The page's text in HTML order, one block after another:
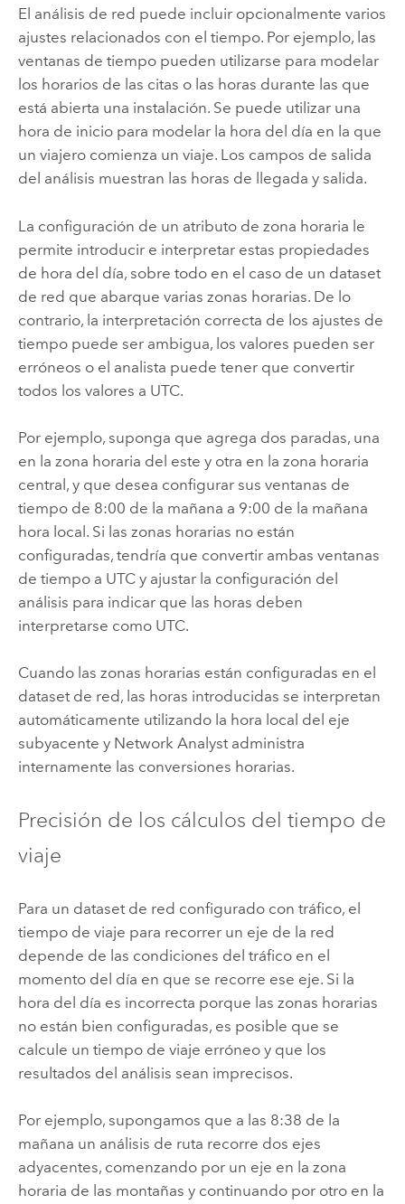
El análisis de red puede incluir opcionalmente varios
ajustes relacionados con el tiempo. Por ejemplo, las
ventanas de tiempo pueden utilizarse para modelar
los horarios de las citas o las horas durante las que
está abierta una instalación. Se puede utilizar una
hora de inicio para modelar la hora del día en la que
un viajero comienza un viaje. Los campos de salida
del análisis muestran las horas de llegada y salida.
La configuración de un atributo de zona horaria le
permite introducir e interpretar estas propiedades
de hora del día, sobre todo en el caso de un dataset
de red que abarque varias zonas horarias. De lo
contrario, la interpretación correcta de los ajustes de
tiempo puede ser ambigua, los valores pueden ser
erróneos o el analista puede tener que convertir
todos los valores a UTC.
Por ejemplo, suponga que agrega dos paradas, una
en la zona horaria del este y otra en la zona horaria
central, y que desea configurar sus ventanas de
tiempo de 8:00 de la mañana a 9:00 de la mañana
hora local. Si las zonas horarias no están
configuradas, tendría que convertir ambas ventanas
de tiempo a UTC y ajustar la configuración del
análisis para indicar que las horas deben
interpretarse como UTC.
Cuando las zonas horarias están configuradas en el
dataset de red, las horas introducidas se interpretan
automáticamente utilizando la hora local del eje
subyacente y Network Analystadministra
internamente las conversiones horarias.
Precisión de los cálculos del tiempo de
viaje
Para un dataset de red configurado con tráfico, el
tiempo de viaje para recorrer un eje de la red
depende de las condiciones del tráfico en el
momento del día en que se recorre ese eje. Si la
hora del día es incorrecta porque las zonas horarias
no están bien configuradas, es posible que se
calcule un tiempo de viaje erróneo y que los
resultados del análisis sean imprecisos.
Por ejemplo, supongamos que a las 8:38 de la
mañana un análisis de ruta recorre dos ejes
adyacentes, comenzando por un eje en la zona
horaria de las montañas y continuando por otro en la